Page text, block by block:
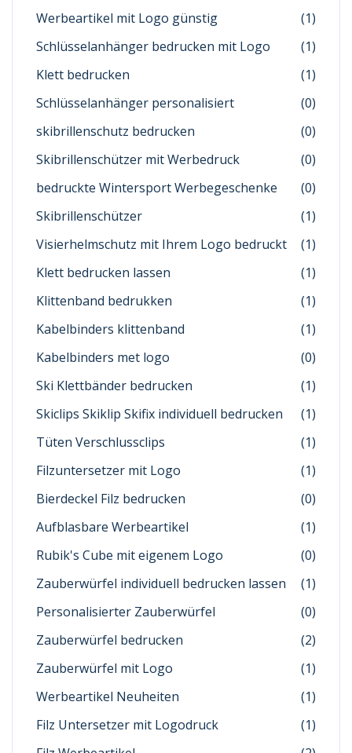
Werbeartikel mit Logo günstig
(1)
Schlüsselanhänger bedrucken mit Logo
(1)
Klett bedrucken
(1)
Schlüsselanhänger personalisiert
(0)
skibrillenschutz bedrucken
(0)
Skibrillenschützer mit Werbedruck
(0)
bedruckte Wintersport Werbegeschenke
(0)
Skibrillenschützer
(1)
Visierhelmschutz mit Ihrem Logo bedruckt
(1)
Klett bedrucken lassen
(1)
Klittenband bedrukken
(1)
Kabelbinders klittenband
(1)
Kabelbinders met logo
(0)
Ski Klettbänder bedrucken
(1)
Skiclips Skiklip Skifix individuell bedrucken
(1)
Tüten Verschlussclips
(1)
Filzuntersetzer mit Logo
(1)
Bierdeckel Filz bedrucken
(0)
Aufblasbare Werbeartikel
(1)
Rubik's Cube mit eigenem Logo
(0)
Zauberwürfel individuell bedrucken lassen
(1)
Personalisierter Zauberwürfel
(0)
Zauberwürfel bedrucken
(2)
Zauberwürfel mit Logo
(1)
Werbeartikel Neuheiten
(1)
Filz Untersetzer mit Logodruck
(1)